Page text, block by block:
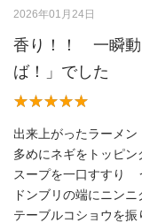
2026年01月24日
香り！！ 一瞬
ば！」でした
出来上がったラーメン
多めにネギをトッピ
スープを一口すすり
ドンブリの端にニン
テーブルコショウを